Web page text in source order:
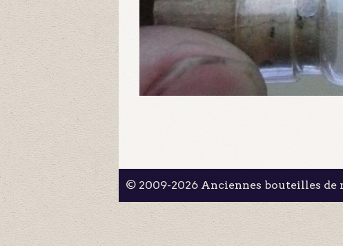
© 2009-2026 Anciennes bouteilles de